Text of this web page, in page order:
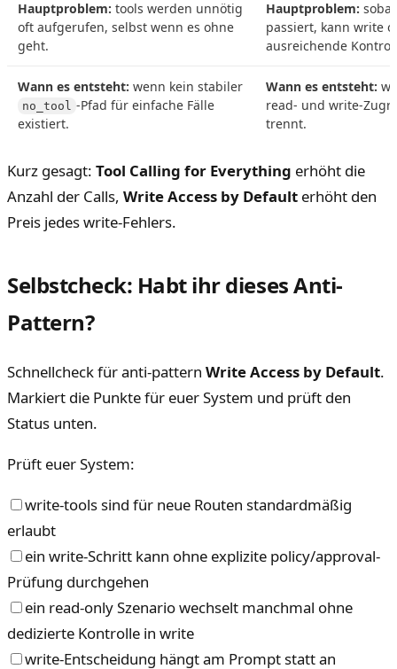
Hauptproblem: tools werden unnötig
oft aufgerufen, selbst wenn es ohne
geht.
Hauptproblem:
passiert, kann write
ausreichende
Wann es entsteht: wenn kein stabiler
no_tool -Pfad für einfache Fälle
existiert.
Wann es entsteht:
read- und write-
trennt.
Kurz gesagt: Tool Calling for Everything erhöht die
Anzahl der Calls, Write Access by Default erhöht den
Preis jedes write-Fehlers.
Selbstcheck: Habt ihr dieses Anti-
Pattern?
Schnellcheck für anti-pattern Write Access by Default.
Markiert die Punkte für euer System und prüft den
Status unten.
Prüft euer System:
write-tools sind für neue Routen standardmäßig
erlaubt
ein write-Schritt kann ohne explizite policy/approval-
Prüfung durchgehen
ein read-only Szenario wechselt manchmal ohne
dedizierte Kontrolle in write
write-Entscheidung hängt am Prompt statt an